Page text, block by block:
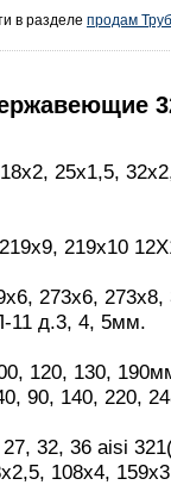
в разделе продам
25х1,5,
219х10
273х6, 273х8,
11 д.3, 4, 5мм.
120, 130,
90, 140, 220,
32, 36 aisi
108х4,